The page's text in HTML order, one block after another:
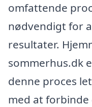
omfattende
nødvendigt for
resultater.
sommerhus.dk
denne proces
med at